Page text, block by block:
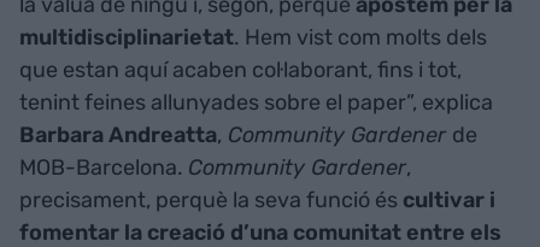
multidisciplinarietat. Hem vist com molts dels
que estan aquí acaben col·laborant, fins i tot,
tenint feines allunyades sobre el paper”, explica
Barbara Andreatta, Community Gardener de
MOB-Barcelona. Community Gardener,
precisament, perquè la seva funció és cultivar i
fomentar la creació d’una comunitat entre els